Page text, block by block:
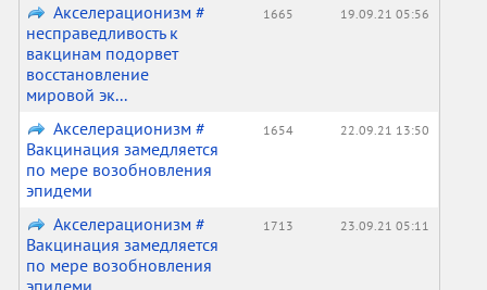
Акселерационизм #
несправедливость к
вакцинам подорвет
восстановление
мировой эк...
1665 19.09.21 05:56
Акселерационизм #
Вакцинация замедляется
по мере возобновления
эпидеми
1654 22.09.21 13:50
Акселерационизм #
Вакцинация замедляется
по мере возобновления
эпидеми
1713 23.09.21 05:11